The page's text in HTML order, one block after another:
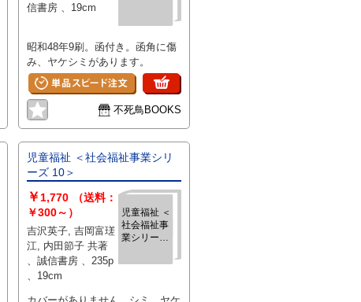
信書房 、19cm
昭和48年9刷。函付き。函角に傷
み、ヤケシミがあります。
不死鳥BOOKS
児童福祉 ＜社会福祉事業シリ
ーズ 10＞
児童福祉 ＜
社会福祉事
業シリーズ
￥ 1,770
（送料：
￥300～）
吉沢英子, 吉岡富瑳
江, 内田節子 共著
、誠信書房 、235p
、19cm